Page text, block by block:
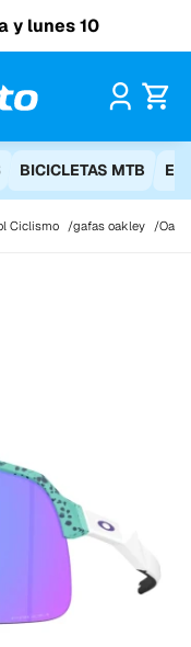
y lunes 10
BICICLETAS MTB
Ciclismo gafas oakley